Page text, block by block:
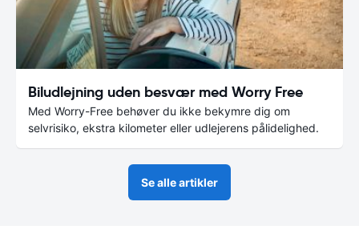
Biludlejning uden besvær med Worry Free
Med Worry-Free behøver du ikke bekymre dig om
selvrisiko, ekstra kilometer eller udlejerens pålidelighed.
Se alle artikler